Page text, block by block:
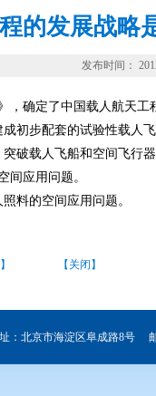
的发展战略
发布时间：
确定了中国载人航天工
步配套的试验性载人飞
载人飞船和空间飞行
间应用问题。
料的空间应用问题。
【关闭】
：北京市海淀区阜成路8号